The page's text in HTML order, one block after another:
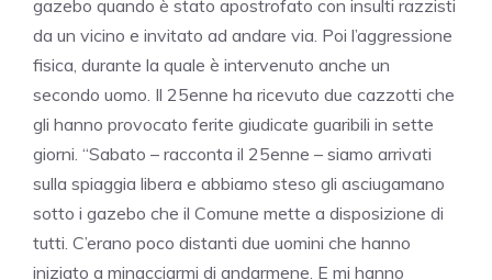
gazebo quando è stato apostrofato con insulti razzisti
da un vicino e invitato ad andare via. Poi l’aggressione
fisica, durante la quale è intervenuto anche un
secondo uomo. Il 25enne ha ricevuto due cazzotti che
gli hanno provocato ferite giudicate guaribili in sette
giorni. “Sabato – racconta il 25enne – siamo arrivati
sulla spiaggia libera e abbiamo steso gli asciugamano
sotto i gazebo che il Comune mette a disposizione di
tutti. C’erano poco distanti due uomini che hanno
iniziato a minacciarmi di andarmene. E mi hanno